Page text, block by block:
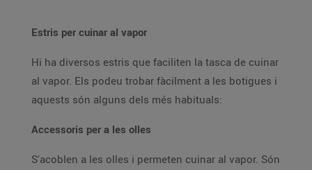
Estris per cuinar al vapor
Hi ha diversos estris que faciliten la tasca de cuinar
al vapor. Els podeu trobar fàcilment a les botigues i
aquests són alguns dels més habituals:
Accessoris per a les olles
S'acoblen a les olles i permeten cuinar al vapor. Són